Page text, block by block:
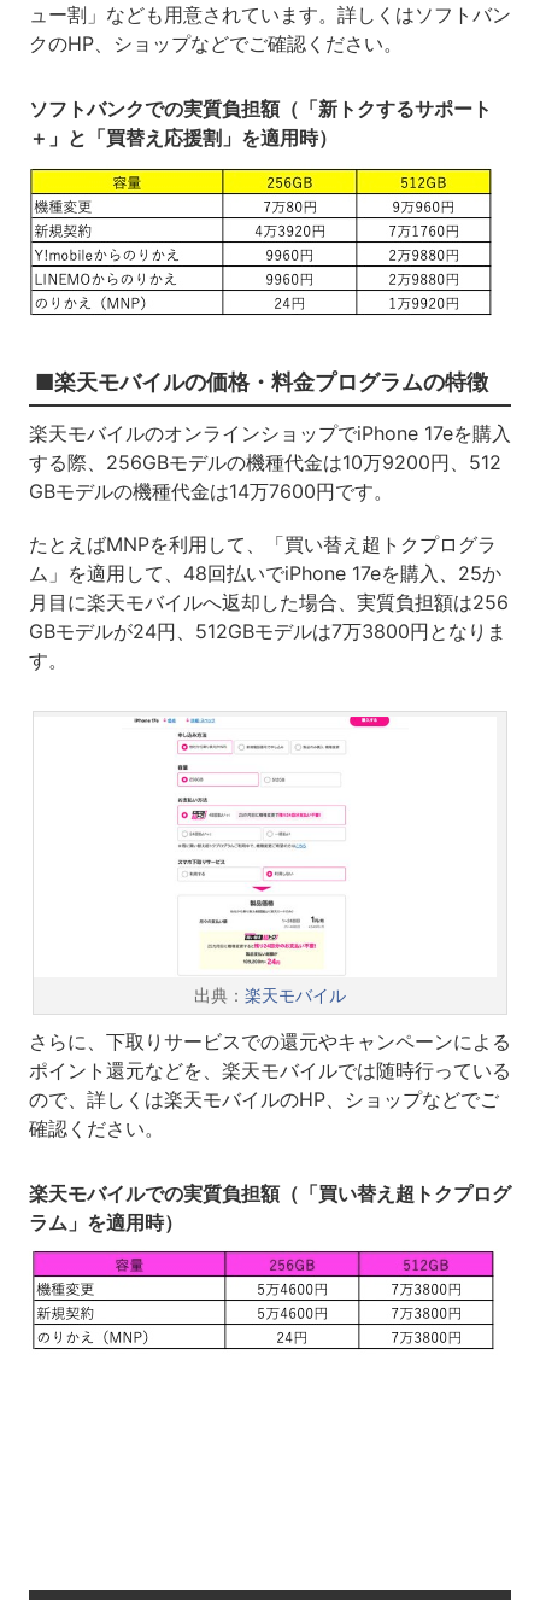
ュー割」なども用意されています。詳しくはソフトバン
クのHP、ショップなどでご確認ください。
ソフトバンクでの実質負担額（「新トクするサポート
＋」と「買替え応援割」を適用時）
■楽天モバイルの価格・料金プログラムの特徴
楽天モバイルのオンラインショップでiPhone 17eを購入
する際、256GBモデルの機種代金は10万9200円、512
GBモデルの機種代金は14万7600円です。
たとえばMNPを利用して、「買い替え超トクプログラ
ム」を適用して、48回払いでiPhone 17eを購入、25か
月目に楽天モバイルへ返却した場合、実質負担額は256
GBモデルが24円、512GBモデルは7万3800円となりま
す。
出典： 楽天モバイル
さらに、下取りサービスでの還元やキャンペーンによる
ポイント還元などを、楽天モバイルでは随時行っている
ので、詳しくは楽天モバイルのHP、ショップなどでご
確認ください。
楽天モバイルでの実質負担額（「買い替え超トクプログ
ラム」を適用時）